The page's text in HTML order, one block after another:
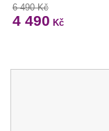
6 490 Kč
4 490 Kč